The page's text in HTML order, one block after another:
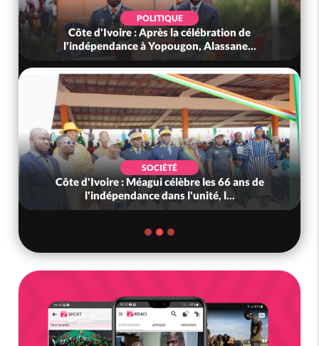
POLITIQUE
Côte d'Ivoire : Après la célébration de
l'indépendance à Yopougon, Alassane...
SOCIÉTÉ
Côte d'Ivoire : Méagui célèbre les 66 ans de
l'indépendance dans l'unité, l...